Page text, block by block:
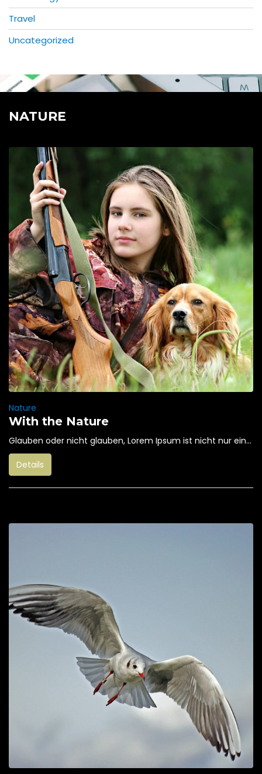
Travel
Uncategorized
NATURE
Nature
With the Nature
Glauben oder nicht glauben, Lorem Ipsum ist nicht nur ein...
Details